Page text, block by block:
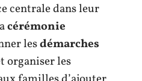
centrale dans leur
cérémonie
lesdémarches
organiser les